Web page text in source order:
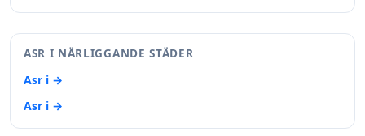
ASR I NÄRLIGGANDE STÄDER
Asr i →
Asr i →